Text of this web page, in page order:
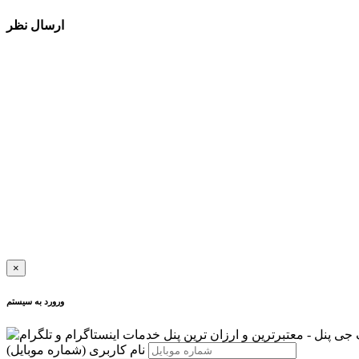
ارسال نظر
×
ورورد به سیستم
نام کاربری (شماره موبایل)